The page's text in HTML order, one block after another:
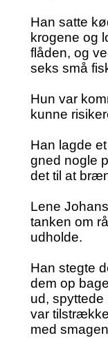
Han satte
krogene og
flåden, og
seks små
Hun var
kunne
Han lagde
gned nogle
det til at
Lene
tanken om
udholde.
Han stegte
dem op
ud,
var
med